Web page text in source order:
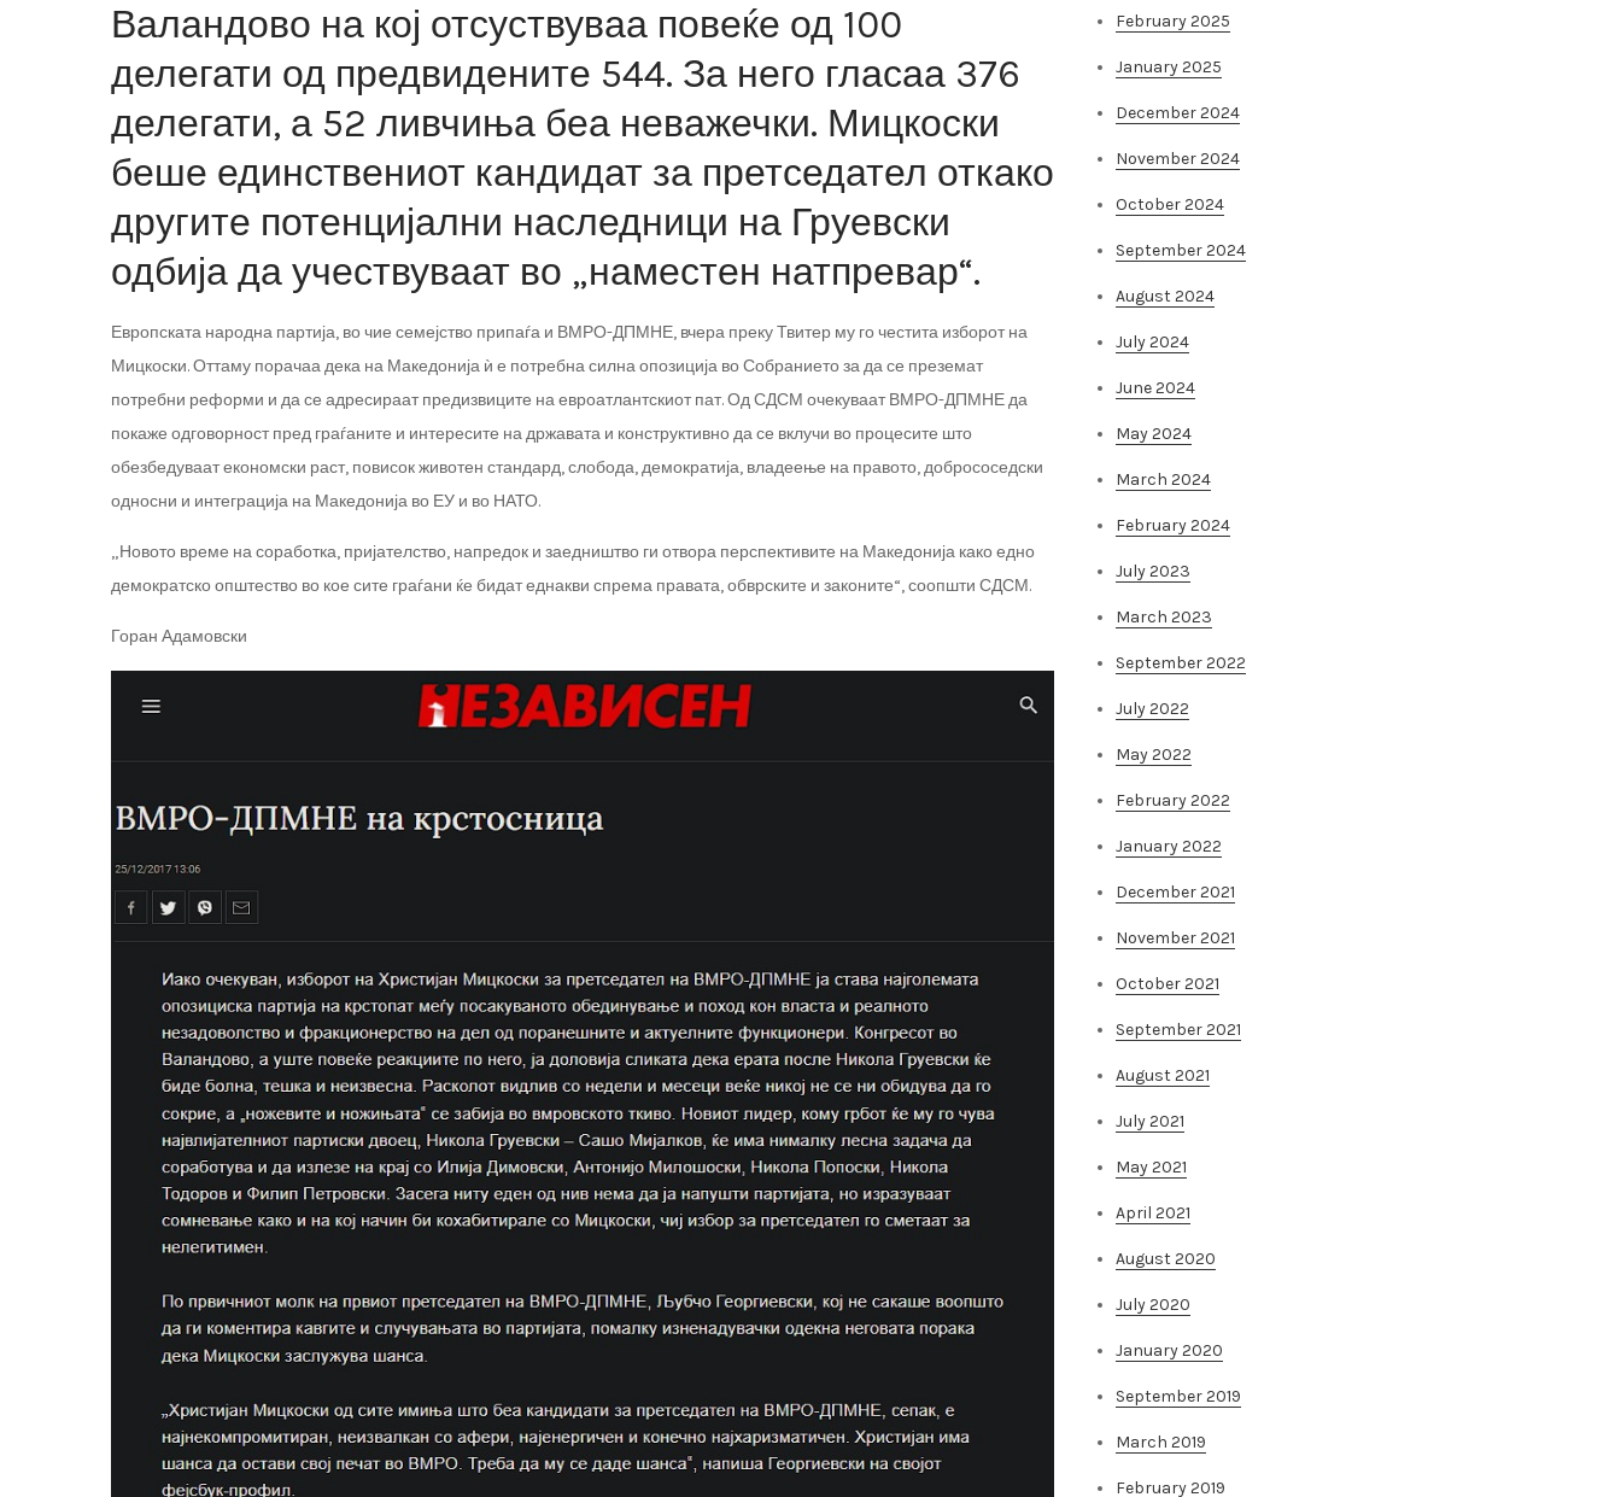
Валандово на кој отсуствуваа повеќе од 100
делегати од предвидените 544. За него гласаа 376
делегати, а 52 ливчиња беа неважечки. Мицкоски
беше единствениот кандидат за претседател откако
другите потенцијални наследници на Груевски
одбија да учествуваат во „наместен натпревар“.
Европската народна партија, во чие семејство припаѓа и ВМРО-ДПМНЕ, вчера преку Твитер му го честита изборот на
Мицкоски. Оттаму порачаа дека на Македонија ѝ е потребна силна опозиција во Собранието за да се преземат
потребни реформи и да се адресираат предизвиците на евроатлантскиот пат. Од СДСМ очекуваат ВМРО-ДПМНЕ да
покаже одговорност пред граѓаните и интересите на државата и конструктивно да се вклучи во процесите што
обезбедуваат економски раст, повисок животен стандард, слобода, демократија, владеење на правото, добрососедски
односни и интеграција на Македонија во ЕУ и во НАТО.
„Новото време на соработка, пријателство, напредок и заедништво ги отвора перспективите на Македонија како едно
демократско општество во кое сите граѓани ќе бидат еднакви спрема правата, обврските и законите“, соопшти СДСМ.
Горан Адамовски
February 2025
January 2025
December 2024
November 2024
October 2024
September 2024
August 2024
July 2024
June 2024
May 2024
March 2024
February 2024
July 2023
March 2023
September 2022
July 2022
May 2022
February 2022
January 2022
December 2021
November 2021
October 2021
September 2021
August 2021
July 2021
May 2021
April 2021
August 2020
July 2020
January 2020
September 2019
March 2019
February 2019